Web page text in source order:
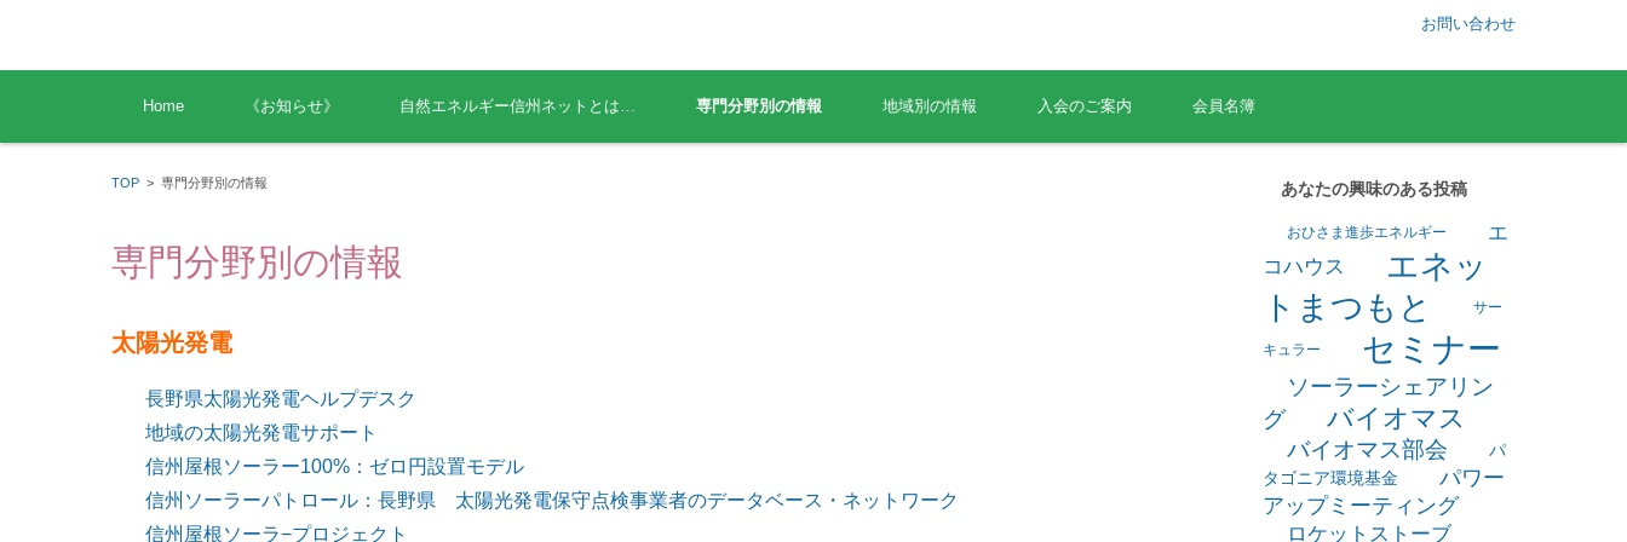
お問い合わせ
コンテンツに移動
Home
《お知らせ》 自然エネルギー信州ネットとは… 専門分野別の情報 地域別の情報 入会のご案内 会員名簿
TOP > 専門分野別の情報
専門分野別の情報
太陽光発電
長野県太陽光発電ヘルプデスク
地域の太陽光発電サポート
信州屋根ソーラー100%：ゼロ円設置モデル
信州ソーラーパトロール：長野県 太陽光発電保守点検事業者のデータベース・ネットワーク
信州屋根ソーラ−プロジェクト
あなたの興味のある投稿
おひさま進歩エネルギー
エ
コハウス
エネッ
トまつもと
サー
キュラー セミナー
ソーラーシェアリン
グ
バイオマス
バイオマス部会
パ
タゴニア環境基金
パワー
アップミーティング
ロケットストーブ